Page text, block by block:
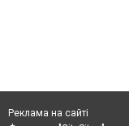
Реклама на сайті